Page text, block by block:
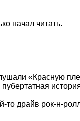
начал читать.
«Красную
драйв рок-н-